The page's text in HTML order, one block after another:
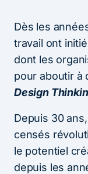
Dès les
travail ont
dont les
pour aboutir à
Design
Depuis 30
censés
le potentiel
depuis les